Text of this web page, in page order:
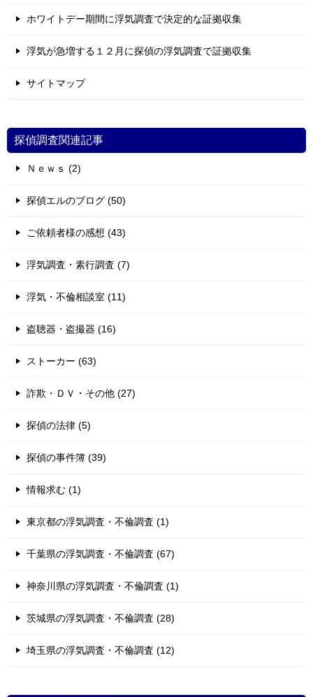
ホワイトデー期間に浮気調査で決定的な証拠収集
浮気が急増する１２月に探偵の浮気調査で証拠収集
サイトマップ
探偵調査関連記事
Ｎｅｗｓ (2)
探偵エルのブログ (50)
ご依頼者様の感想 (43)
浮気調査・素行調査 (7)
浮気・不倫相談室 (11)
盗聴器・盗撮器 (16)
ストーカー (63)
詐欺・ＤＶ・その他 (27)
探偵の法律 (5)
探偵の事件簿 (39)
情報求む (1)
東京都の浮気調査・不倫調査 (1)
千葉県の浮気調査・不倫調査 (67)
神奈川県の浮気調査・不倫調査 (1)
茨城県の浮気調査・不倫調査 (28)
埼玉県の浮気調査・不倫調査 (12)